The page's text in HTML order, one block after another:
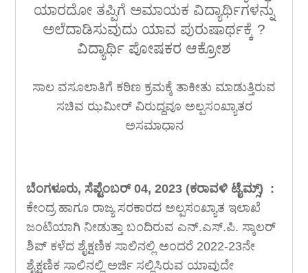
ಯಾರದೋ ತಪ್ಪಿಗೆ ಅಮಾಯಕ ವಿದ್ಯಾರ್ಥಿಗಳನ್ನು
ಅಲೆದಾಡಿಸುವುದು ಯಾವ ಪುರುಷಾರ್ಥಕ್ಕೆ ?
ವಿದ್ಯಾರ್ಥಿ ಪೋಷಕರ ಆಕ್ರೋಶ
ಸಾಲ ವಸೂಲಾತಿಗೆ ಕಠಿಣ ಕ್ರಮಕ್ಕೆ ತಾಕೀತು ಮಾಡುತ್ತಿರುವ
ಸಚಿವ ಝಮೀರ್ ವಿರುದ್ದವೂ ಅಲ್ಪಸಂಖ್ಯಾತರ
ಅಸಮಾಧಾನ
ಬೆಂಗಳೂರು, ಸೆಪ್ಟೆಂಬರ್ 04, 2023 (ಕರಾವಳಿ ಟೈಮ್ಸ್) :
ಕೇಂದ್ರ ಹಾಗೂ ರಾಜ್ಯ ಸರಕಾರದ ಅಲ್ಪಸಂಖ್ಯಾತ ಇಲಾಖೆ
ಜಂಟಿಯಾಗಿ ನೀಡುತ್ತಾ ಬಂದಿರುವ ಎನ್.ಎಸ್.ಪಿ. ಸ್ಕಾಲರ್
ಶಿಪ್ ಕಳೆದ ಶೈಕ್ಷಣಿಕ ಸಾಲಿನಲ್ಲಿ ಅಂದರೆ 2022-23ನೇ
ಶೈಕ್ಷಣಿಕ ಸಾಲಿನಲ್ಲಿ ಅರ್ಜಿ ಸಲ್ಲಿಸಿರುವ ಯಾವುದೇ